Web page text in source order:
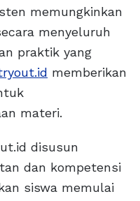
memungkinkan
menyeluruh
praktik yang
memberikan
materi.
disusun
dan kompetensi
siswa memulai